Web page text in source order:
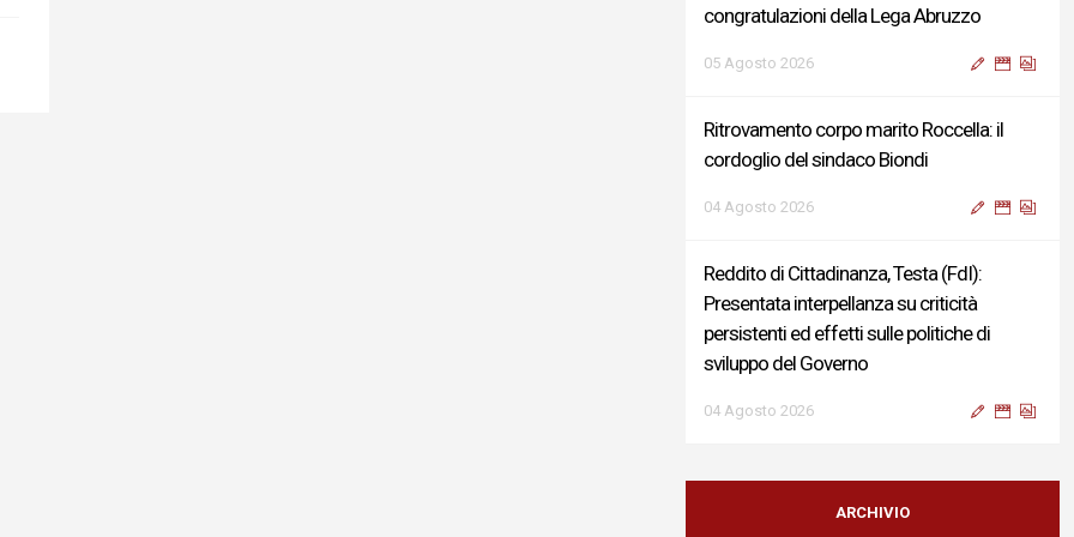
congratulazioni della Lega Abruzzo
05 Agosto 2026
Ritrovamento corpo marito Roccella: il
cordoglio del sindaco Biondi
04 Agosto 2026
Reddito di Cittadinanza, Testa (FdI):
Presentata interpellanza su criticità
persistenti ed effetti sulle politiche di
sviluppo del Governo
04 Agosto 2026
Sigismondi, Liris e Testa: “Profondo
cordoglio e vicinanza al Ministro Roccella e
ARCHIVIO